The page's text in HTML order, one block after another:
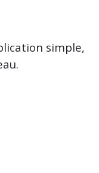
simple,